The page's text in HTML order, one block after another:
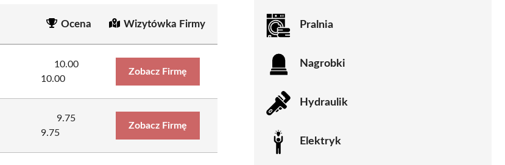
Ocena Wizytówka Firmy
10.00
10.00
Zobacz Firmę
9.75
9.75
Zobacz Firmę
Pralnia
Nagrobki
Hydraulik
Elektryk